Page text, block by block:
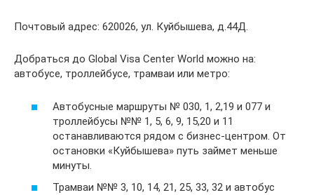
Почтовый адрес: 620026, ул. Куйбышева, д.44Д.
Добраться до Global Visa Center World можно на:
автобусе, троллейбусе, трамваи или метро:
Автобусные маршруты № 030, 1, 2,19 и 077 и
троллейбусы №№ 1, 5, 6, 9, 15,20 и 11
останавливаются рядом с бизнес-центром. От
остановки «Куйбышева» путь займет меньше
минуты.
Трамваи №№ 3, 10, 14, 21, 25, 33, 32 и автобус